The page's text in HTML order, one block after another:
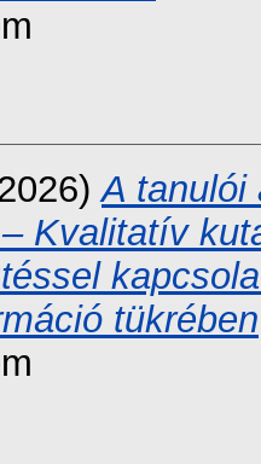
A tanulói
Kvalitatív
tükrében